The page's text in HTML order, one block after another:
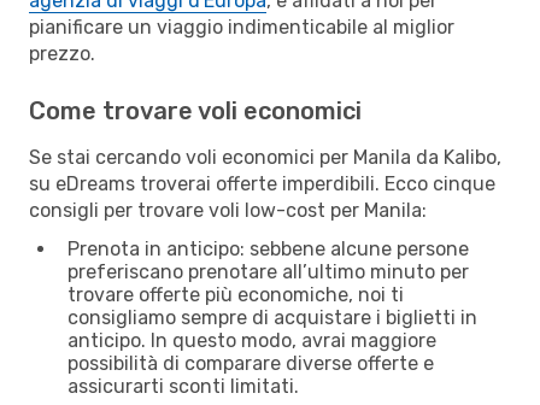
pianificare un viaggio indimenticabile al miglior
prezzo.
Come trovare voli economici
Se stai cercando voli economici per Manila da Kalibo,
su eDreams troverai offerte imperdibili. Ecco cinque
consigli per trovare voli low-cost per Manila:
Prenota in anticipo: sebbene alcune persone
preferiscano prenotare all’ultimo minuto per
trovare offerte più economiche, noi ti
consigliamo sempre di acquistare i biglietti in
anticipo. In questo modo, avrai maggiore
possibilità di comparare diverse offerte e
assicurarti sconti limitati.